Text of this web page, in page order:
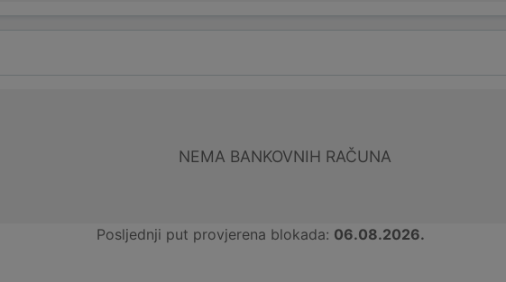
NEMA BANKOVNIH RAČUNA
Posljednji put provjerena blokada: 06.08.2026.